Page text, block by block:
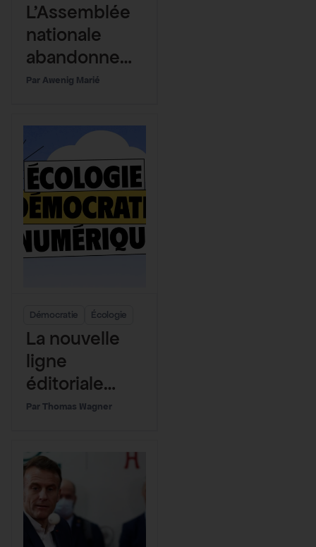
L’Assemblée
nationale
abandonne
définitivemen
Awenig Marié
Démocratie Écologie
La nouvelle
ligne
éditoriale
chez Bon
Thomas Wagner